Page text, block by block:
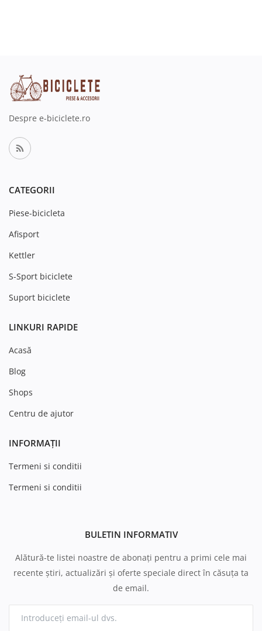
Despre e-biciclete.ro
CATEGORII
Piese-bicicleta
Afisport
Kettler
S-Sport biciclete
Suport biciclete
LINKURI RAPIDE
Acasă
Blog
Shops
Centru de ajutor
INFORMAȚII
Termeni si conditii
Termeni si conditii
BULETIN INFORMATIV
Alătură-te listei noastre de abonați pentru a primi cele mai
recente știri, actualizări și oferte speciale direct în căsuța ta
de email.